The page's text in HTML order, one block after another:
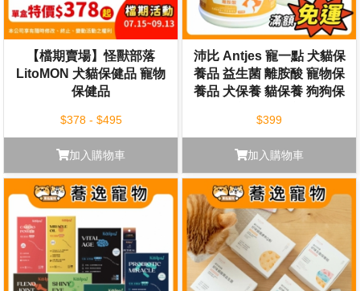
【檔期賣場】怪獸部落
LitoMON 犬貓保健品 寵物
保健品
$378 - $495
加入購物車
沛比 Antjes 寵一點 犬貓保
養品 益生菌 離胺酸 寵物保
養品 犬保養 貓保養 狗狗保
$399
加入購物車